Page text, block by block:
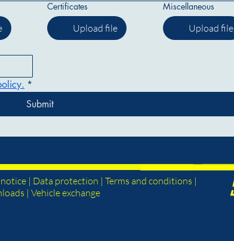
Certificates
Upload file
Miscellaneous
Upload file
*
Submit
notice | Data protection | Terms and conditions |
| Vehicle exchange